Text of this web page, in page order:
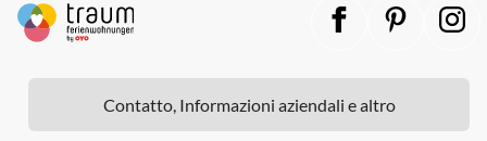
Contatto, Informazioni aziendali e altro